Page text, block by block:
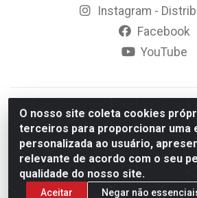
O nosso site coleta cookies
terceiros para proporcionar uma
personalizada ao usuário,
relevante de acordo com o seu
qualidade do nosso site.
Aceitar Negar não
Instagram -
Facebook
YouTube
© 2023 Rally Motos - todos os
Razão Social: Rally motos
transportadora de peças LTDA - CNPJ
Rua Vigário Calixto 2900 - Catolé,